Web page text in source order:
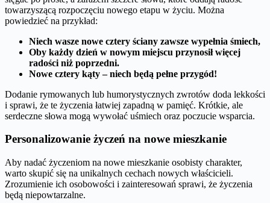
towarzyszącą rozpoczęciu nowego etapu w życiu. Można
powiedzieć na przykład:
Niech wasze nowe cztery ściany zawsze wypełnia śmiech,
Oby każdy dzień w nowym miejscu przynosił więcej
radości niż poprzedni.
Nowe cztery kąty – niech będą pełne przygód!
Dodanie rymowanych lub humorystycznych zwrotów doda lekkości
i sprawi, że te życzenia łatwiej zapadną w pamięć. Krótkie, ale
serdeczne słowa mogą wywołać uśmiech oraz poczucie wsparcia.
Personalizowanie życzeń na nowe mieszkanie
Aby nadać życzeniom na nowe mieszkanie osobisty charakter,
warto skupić się na unikalnych cechach nowych właścicieli.
Zrozumienie ich osobowości i zainteresowań sprawi, że życzenia
będą niepowtarzalne.